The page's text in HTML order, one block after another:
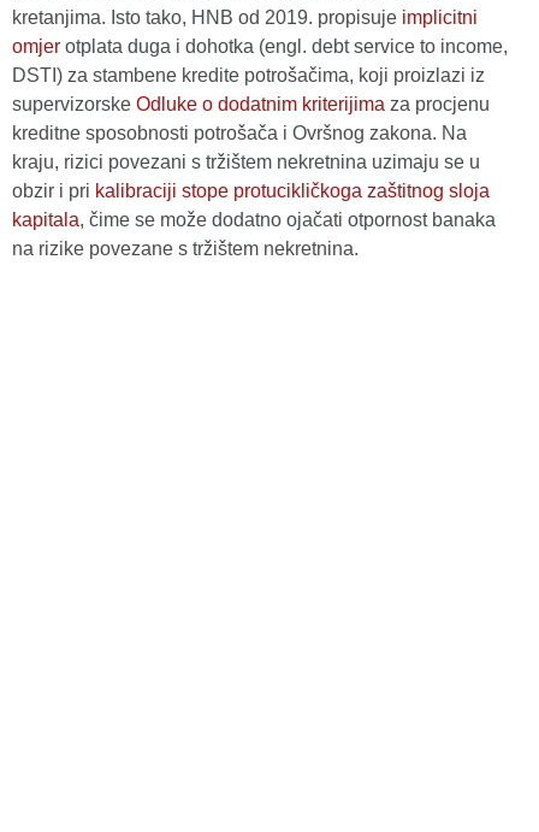
kretanjima. Isto tako, HNB od 2019. propisuje implicitni
omjer otplata duga i dohotka (engl. debt service to income,
DSTI) za stambene kredite potrošačima, koji proizlazi iz
supervizorske Odluke o dodatnim kriterijima za procjenu
kreditne sposobnosti potrošača i Ovršnog zakona. Na
kraju, rizici povezani s tržištem nekretnina uzimaju se u
obzir i pri kalibraciji stope protucikličkoga zaštitnog sloja
kapitala, čime se može dodatno ojačati otpornost banaka
na rizike povezane s tržištem nekretnina.